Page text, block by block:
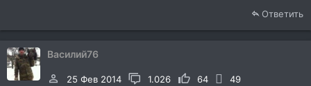
Ответить
Василий76
25 Фев 2014 1.026 64 49